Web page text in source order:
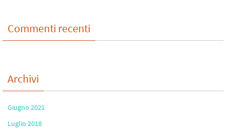
Commenti recenti
Archivi
Giugno 2021
Luglio 2018